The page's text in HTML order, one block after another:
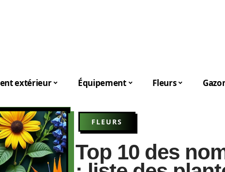
extérieur Équipement Fleurs
FLEURS
Top 10 des